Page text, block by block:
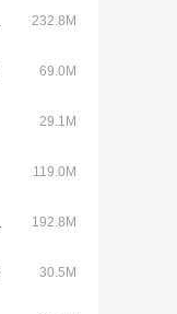
232.8M
69.0M
29.1M
119.0M
192.8M
30.5M